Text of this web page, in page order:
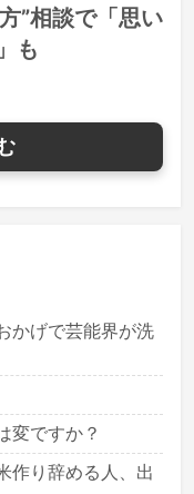
”相談で「思い
も
かげで芸能界が洗
変ですか？
作り辞める人、出